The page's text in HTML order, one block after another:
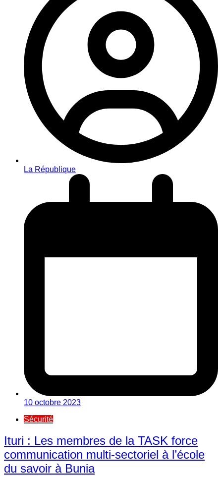
La République
10 octobre 2023
Sécurité
Ituri : Les membres de la TASK force
communication multi-sectoriel à l’école
du savoir à Bunia